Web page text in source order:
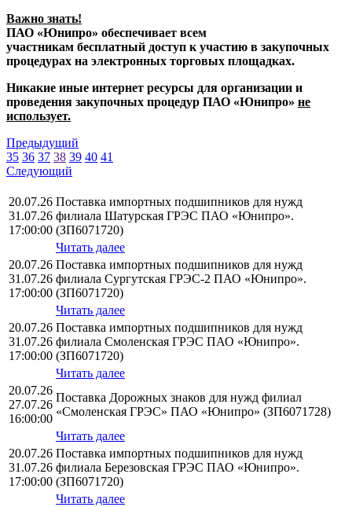
Важно знать!
ПАО «Юнипро» обеспечивает всем
участникам бесплатный доступ к участию в закупочных
процедурах на электронных торговых площадках.
Никакие иные интернет ресурсы для организации и
проведения закупочных процедур ПАО «Юнипро» не
использует.
Предыдущий
35 36 37 38 39 40 41
Следующий
20.07.26
31.07.26
17:00:00
Поставка импортных подшипников для нужд
филиала Шатурская ГРЭС ПАО «Юнипро».
(ЗП6071720)
Читать далее
20.07.26
31.07.26
17:00:00
Поставка импортных подшипников для нужд
филиала Сургутская ГРЭС-2 ПАО «Юнипро».
(ЗП6071720)
Читать далее
20.07.26
31.07.26
17:00:00
Поставка импортных подшипников для нужд
филиала Смоленская ГРЭС ПАО «Юнипро».
(ЗП6071720)
Читать далее
20.07.26
27.07.26
16:00:00
Поставка Дорожных знаков для нужд филиал
«Смоленская ГРЭС» ПАО «Юнипро» (ЗП6071728)
Читать далее
20.07.26
31.07.26
17:00:00
Поставка импортных подшипников для нужд
филиала Березовская ГРЭС ПАО «Юнипро».
(ЗП6071720)
Читать далее